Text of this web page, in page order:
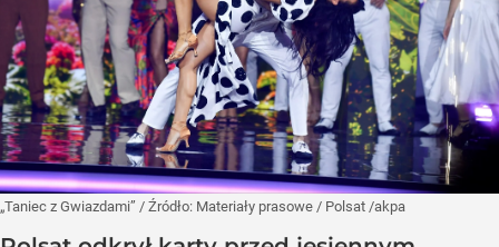
„Taniec z Gwiazdami” / Źródło: Materiały prasowe / Polsat /akpa